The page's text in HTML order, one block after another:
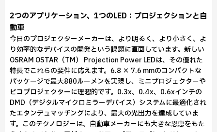
2つのアプリケーション、1つのLED：プロジェクションと自
動車
今日のプロジェクターメーカーは、より明るく、より小さく、よ
り効率的なデバイスの開発という課題に直面しています。新しい
OSRAM OSTAR（TM） Projection Power LEDは、その優れた
特長でこれらの要件に応えます。6.8 × 7.6 mmのコンパクトな
パッケージで最大880ルーメンを実現し、ミニプロジェクターや
ピコプロジェクターに理想的です。0.3x、0.4x、0.6xインチの
DMD（デジタルマイクロミラーデバイス）システムに最適化され
たエタンデュマッチングにより、最大の光出力を達成していま
す。このテクノロジーは、自動車メーカーにも大きな恩恵をもた